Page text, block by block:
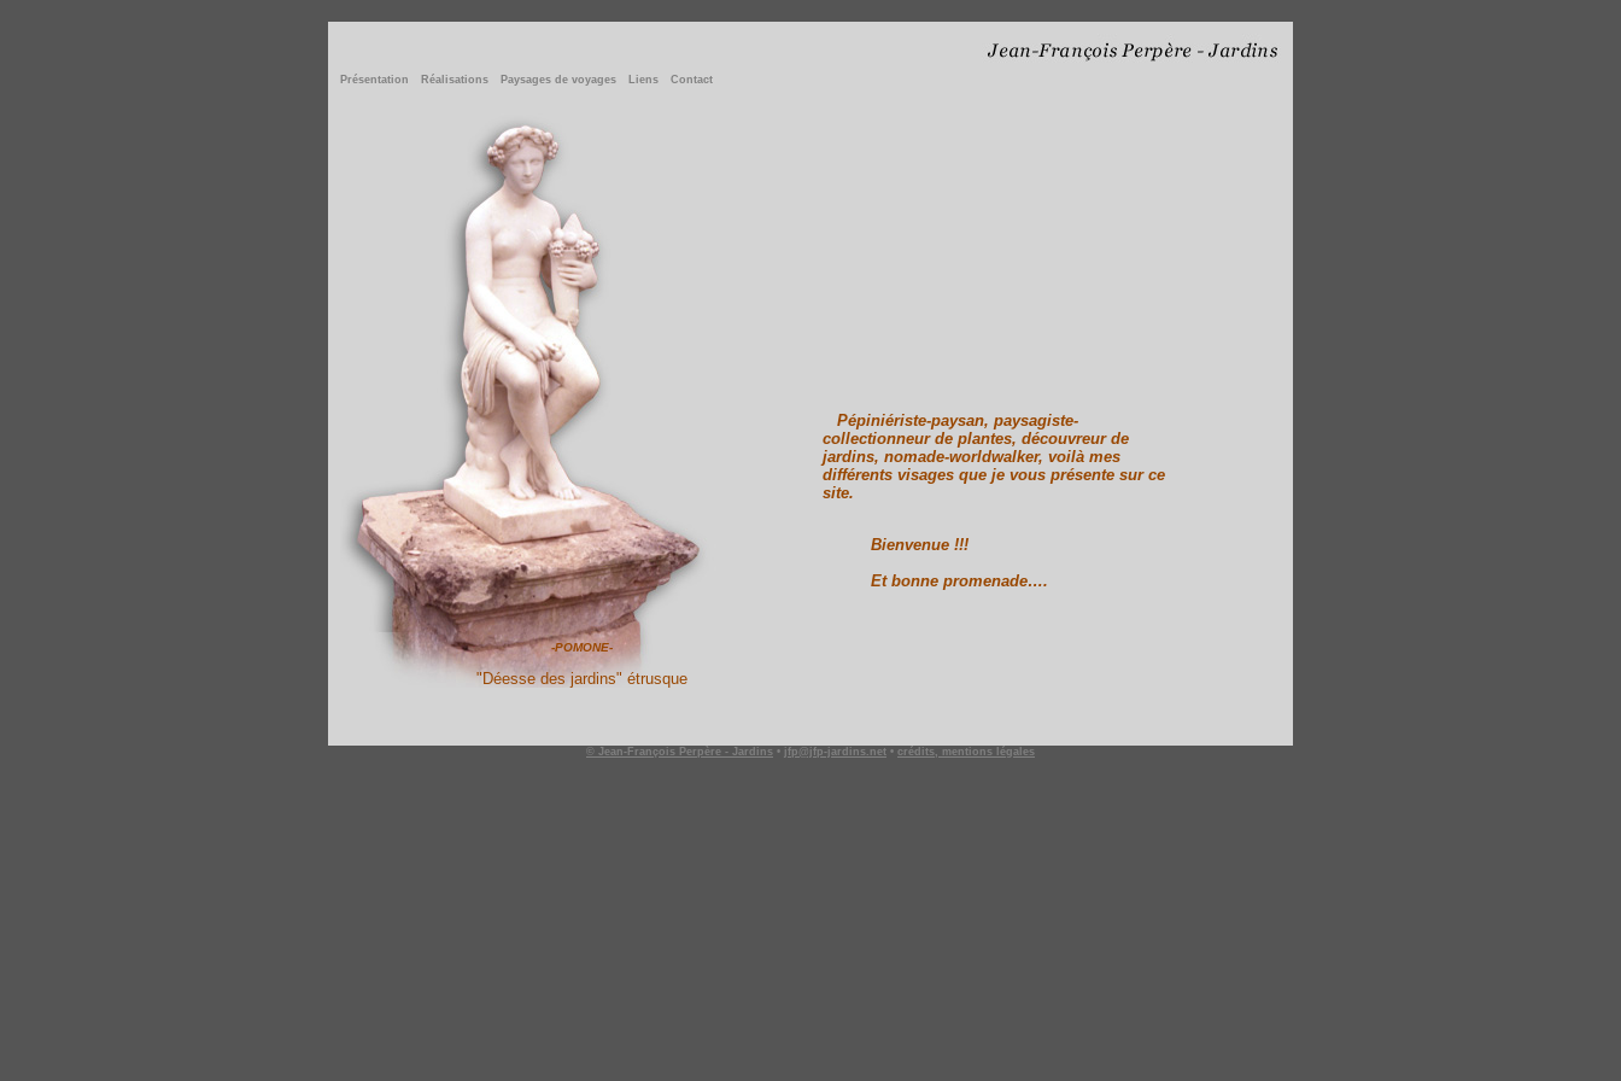
Présentation Réalisations Paysages de voyages Liens Contact
Pépiniériste-paysan, paysagiste-
collectionneur de plantes, découvreur de
jardins, nomade-worldwalker, voilà mes
différents visages que je vous présente sur ce
site.
Bienvenue !!!
Et bonne promenade….
-POMONE-
"Déesse des jardins" étrusque
© Jean-François Perpère - Jardins • jfp@jfp-jardins.net • crédits, mentions légales